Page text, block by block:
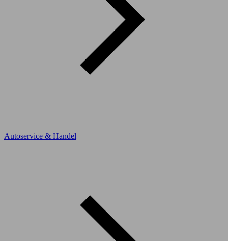
Autoservice & Handel